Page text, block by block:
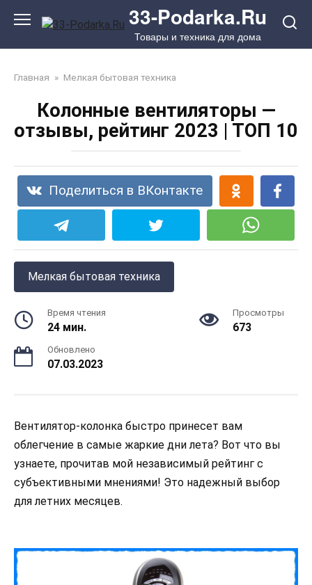
33-Podarka.Ru
Товары и техника для дома
Главная » Мелкая бытовая техника
Колонные вентиляторы —
отзывы, рейтинг 2023 | ТОП 10
Поделиться в ВКонтакте
Мелкая бытовая техника
Время чтения
24 мин.
Просмотры
673
Обновлено
07.03.2023
Вентилятор-колонка быстро принесет вам
облегчение в самые жаркие дни лета? Вот что вы
узнаете, прочитав мой независимый рейтинг с
субъективными мнениями! Это надежный выбор
для летних месяцев.